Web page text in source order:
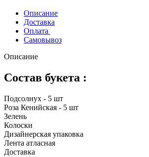
Описание
Доставка
Оплата
Самовывоз
Описание
Состав букета :
Подсолнух - 5 шт
Роза Кенийская - 5 шт
Зелень
Колоски
Дизайнерская упаковка
Лента атласная
Доставка